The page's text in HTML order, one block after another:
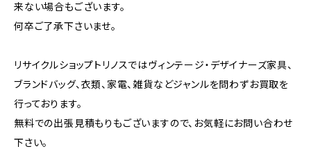
来ない場合もございます。
何卒ご了承下さいませ。
リサイクルショップトリノスではヴィンテージ・デザイナーズ家具、
ブランドバッグ、衣類、家電、雑貨などジャンルを問わずお買取を
行っております。
無料での出張見積もりもございますので、お気軽にお問い合わせ
下さい。